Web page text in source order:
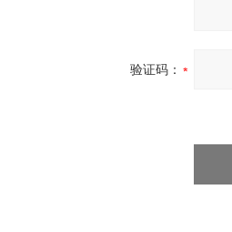
验证码：